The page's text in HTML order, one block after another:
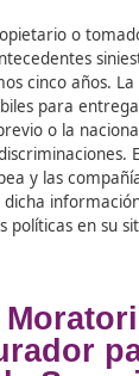
los
de la
supone
del